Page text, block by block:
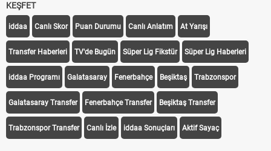
KEŞFET
iddaa Canlı Skor Puan Durumu Canlı Anlatım At Yarışı
Transfer Haberleri TV'de Bugün Süper Lig Fikstür Süper Lig Haberleri
iddaa Programı Galatasaray Fenerbahçe Beşiktaş Trabzonspor
Galatasaray Transfer Fenerbahçe Transfer Beşiktaş Transfer
Trabzonspor Transfer Canlı İzle iddaa Sonuçları Aktif Sayaç